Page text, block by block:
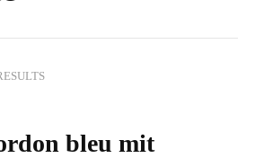
bleu mit